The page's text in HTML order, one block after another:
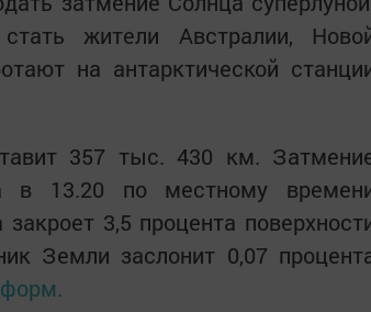
жители Австралии,
на антарктической
357 тыс. 430 км.
в 13.20 по местному
3,5 процента
Земли заслонит 0,07